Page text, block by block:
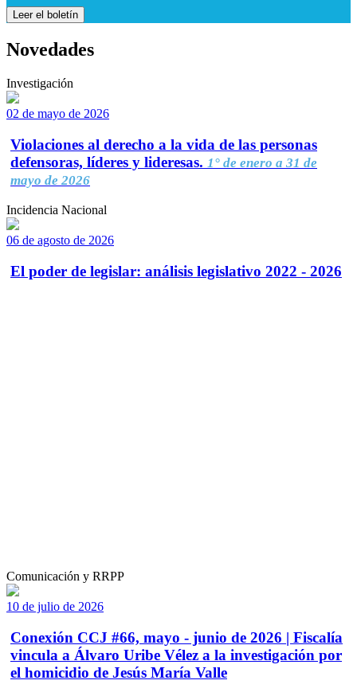
Leer el boletín
Novedades
Investigación
02 de mayo de 2026
Violaciones al derecho a la vida de las personas
defensoras, líderes y lideresas. 1° de enero a 31 de
mayo de 2026
Incidencia Nacional
06 de agosto de 2026
El poder de legislar: análisis legislativo 2022 - 2026
Comunicación y RRPP
10 de julio de 2026
Conexión CCJ #66, mayo - junio de 2026 | Fiscalía
vincula a Álvaro Uribe Vélez a la investigación por
el homicidio de Jesús María Valle